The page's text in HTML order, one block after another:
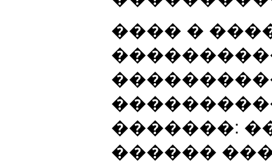
���� �
�������:
������